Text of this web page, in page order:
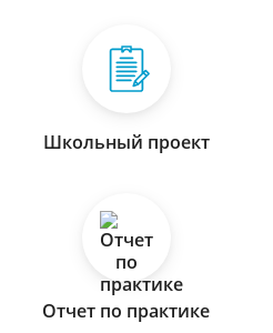
Школьный проект
Отчет по практике